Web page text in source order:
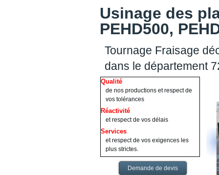
Usinage des
PEHD500,
Tournage Fraisage
dans le département
Qualité
de nos productions et respect de
vos tolérances
Réactivité
et respect de vos délais
Services
et respect de vos exigences les
plus strictes.
Demande de devis